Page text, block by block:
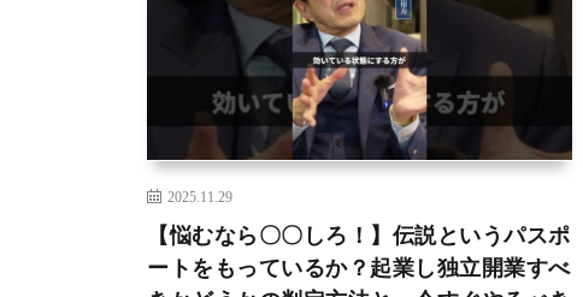
2025.11.29
【悩むなら〇〇しろ！】伝説というパスポ
ートをもっているか？起業し独立開業すべ